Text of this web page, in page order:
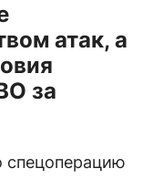
атак, а
за
спецоперацию